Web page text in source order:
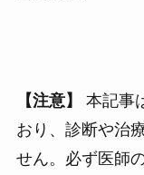
【注意】
本記事
おり、診断や治
せん。必ず医師